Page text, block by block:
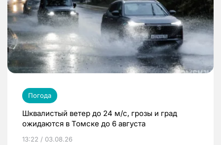
Погода
Шквалистый ветер до 24 м/с, грозы и град
ожидаются в Томске до 6 августа
13:22 / 03.08.26